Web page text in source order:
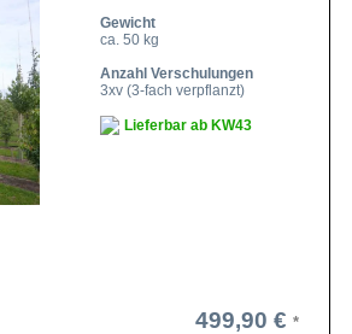
Gewicht
ca. 50 kg
Anzahl Verschulungen
3xv (3-fach verpflanzt)
Lieferbar ab KW43
499,90 €